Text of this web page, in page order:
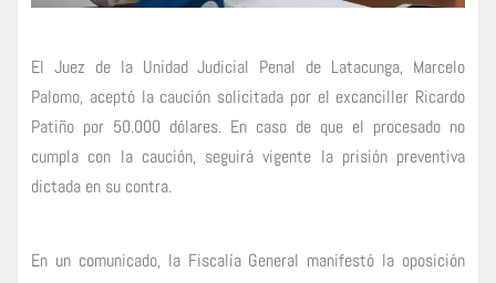
El Juez de la Unidad Judicial Penal de Latacunga, Marcelo
Palomo, aceptó la caución solicitada por el excanciller Ricardo
Patiño por 50.000 dólares. En caso de que el procesado no
cumpla con la caución, seguirá vigente la prisión preventiva
dictada en su contra.
En un comunicado, la Fiscalía General manifestó la oposición